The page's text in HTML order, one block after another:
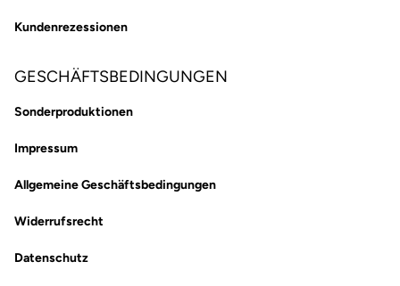
Kundenrezessionen
GESCHÄFTSBEDINGUNGEN
Sonderproduktionen
Impressum
Allgemeine Geschäftsbedingungen
Widerrufsrecht
Datenschutz